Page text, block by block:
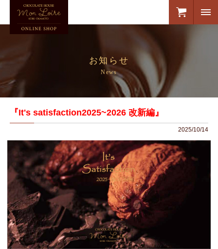
お知らせ
News
『It's satisfaction2025~2026 改新編』
2025/10/14